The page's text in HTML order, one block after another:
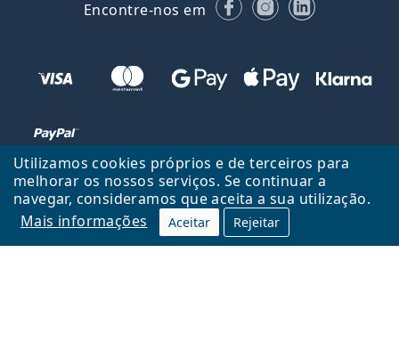
Utilizamos cookies próprios e de terceiros para
melhorar os nossos serviços. Se continuar a
navegar, consideramos que aceita a sua utilização.
Mais informações
Aceitar Rejeitar
Encontre-nos em
Voltar ao início
Cima
Lentiamo.pt é propriedade e operado por Lentiamo s.r.o., República
Checa
Consigo durante 18 anos.